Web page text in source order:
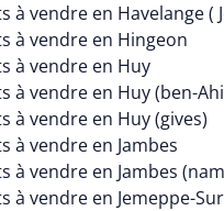
à vendre en Havelange (
à vendre en Hingeon
à vendre en Huy
à vendre en Huy (ben-
à vendre en Huy (gives)
à vendre en Jambes
à vendre en Jambes
à vendre en Jemeppe-